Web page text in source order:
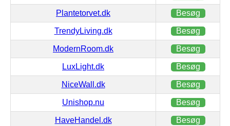
Plantetorvet.dk Besøg
TrendyLiving.dk Besøg
ModernRoom.dk Besøg
LuxLight.dk Besøg
NiceWall.dk Besøg
Unishop.nu Besøg
HaveHandel.dk Besøg